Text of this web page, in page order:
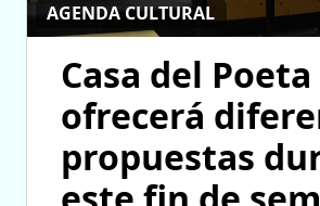
AGENDA CULTURAL
Casa del Poeta
ofrecerá
propuestas